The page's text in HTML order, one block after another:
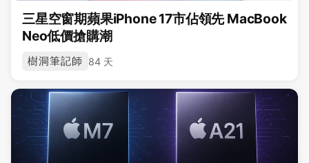
三星空窗期蘋果iPhone 17市佔領先 MacBook
Neo低價搶購潮
樹洞筆記師 84 天